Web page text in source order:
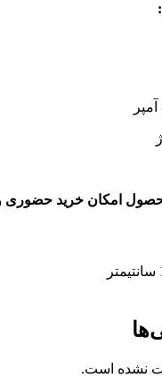
امکان خرید حضوری
نشده است.